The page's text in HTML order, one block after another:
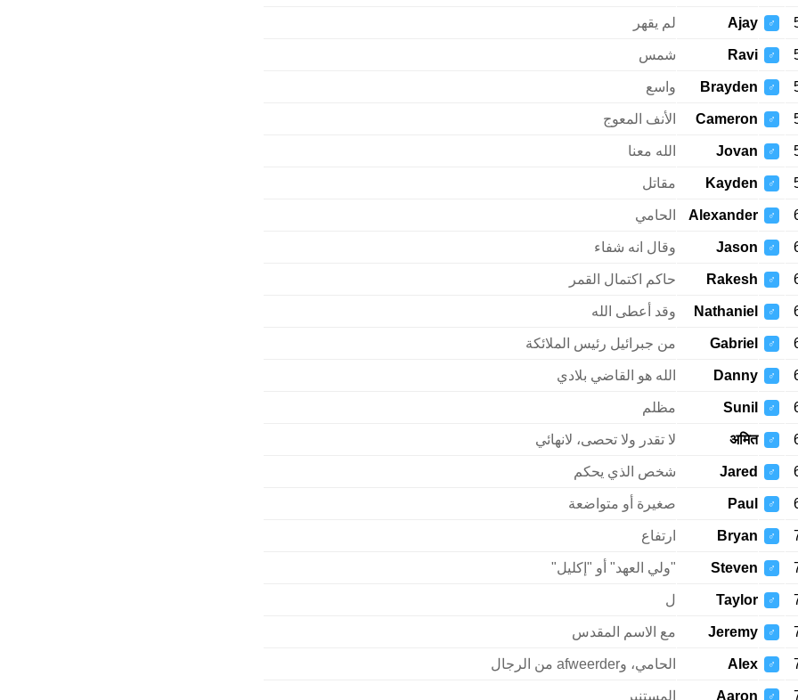
♂
Ajay لم يقهر
♂
Ravi شمس
♂
Brayden واسع
♂
Cameron الأنف المعوج
♂
Jovan الله معنا
♂
Kayden مقاتل
♂
Alexander الحامي
♂
Jason وقال انه شفاء
♂
Rakesh حاكم اكتمال القمر
♂
Nathaniel وقد أعطى الله
♂
Gabriel من جبرائيل رئيس الملائكة
♂
Danny الله هو القاضي بلادي
♂
Sunil مظلم
♂
अमित لا تقدر ولا تحصى، لانهائي
♂
Jared شخص الذي يحكم
♂
Paul صغيرة أو متواضعة
♂
Bryan ارتفاع
♂
Steven "ولي العهد" أو "إكليل"
♂
Taylor ل
♂
Jeremy مع الاسم المقدس
♂
Alex الحامي، وafweerder من الرجال
♂
Aaron المستنير